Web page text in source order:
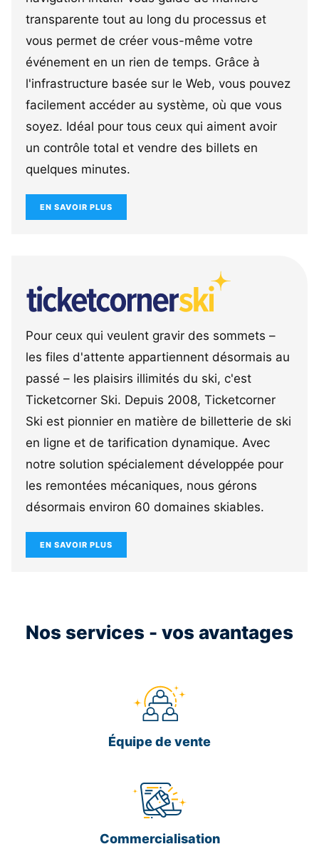
transparente tout au long du processus et
vous permet de créer vous-même votre
événement en un rien de temps. Grâce à
l'infrastructure basée sur le Web, vous pouvez
facilement accéder au système, où que vous
soyez. Idéal pour tous ceux qui aiment avoir
un contrôle total et vendre des billets en
quelques minutes.
EN SAVOIR PLUS
Pour ceux qui veulent gravir des sommets –
les files d'attente appartiennent désormais au
passé – les plaisirs illimités du ski, c'est
Ticketcorner Ski. Depuis 2008, Ticketcorner
Ski est pionnier en matière de billetterie de ski
en ligne et de tarification dynamique. Avec
notre solution spécialement développée pour
les remontées mécaniques, nous gérons
désormais environ 60 domaines skiables.
EN SAVOIR PLUS
Nos services - vos avantages
Équipe de vente
Commercialisation